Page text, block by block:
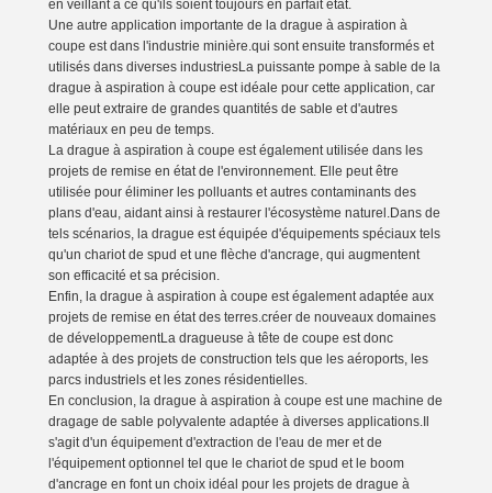
en veillant à ce qu'ils soient toujours en parfait état.
Une autre application importante de la drague à aspiration à
coupe est dans l'industrie minière.qui sont ensuite transformés et
utilisés dans diverses industriesLa puissante pompe à sable de la
drague à aspiration à coupe est idéale pour cette application, car
elle peut extraire de grandes quantités de sable et d'autres
matériaux en peu de temps.
La drague à aspiration à coupe est également utilisée dans les
projets de remise en état de l'environnement. Elle peut être
utilisée pour éliminer les polluants et autres contaminants des
plans d'eau, aidant ainsi à restaurer l'écosystème naturel.Dans de
tels scénarios, la drague est équipée d'équipements spéciaux tels
qu'un chariot de spud et une flèche d'ancrage, qui augmentent
son efficacité et sa précision.
Enfin, la drague à aspiration à coupe est également adaptée aux
projets de remise en état des terres.créer de nouveaux domaines
de développementLa dragueuse à tête de coupe est donc
adaptée à des projets de construction tels que les aéroports, les
parcs industriels et les zones résidentielles.
En conclusion, la drague à aspiration à coupe est une machine de
dragage de sable polyvalente adaptée à diverses applications.Il
s'agit d'un équipement d'extraction de l'eau de mer et de
l'équipement optionnel tel que le chariot de spud et le boom
d'ancrage en font un choix idéal pour les projets de drague à